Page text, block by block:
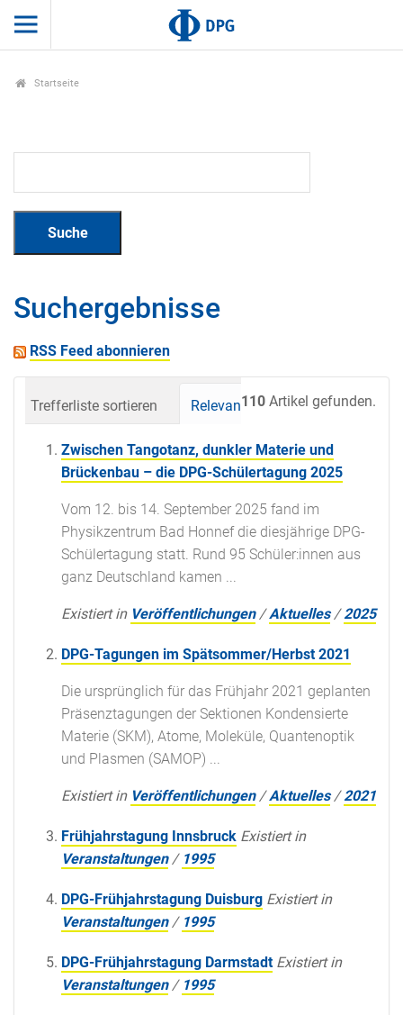
Startseite
Suchergebnisse
RSS Feed abonnieren
110 Artikel gefunden.
Trefferliste sortieren Relevanz Datum
Zwischen Tangotanz, dunkler Materie und
Brückenbau – die DPG-Schülertagung 2025
Vom 12. bis 14. September 2025 fand im
Physikzentrum Bad Honnef die diesjährige DPG-
Schülertagung statt. Rund 95 Schüler:innen aus
ganz Deutschland kamen ...
Existiert in Veröffentlichungen /Aktuelles /2025
DPG-Tagungen im Spätsommer/Herbst 2021
Die ursprünglich für das Frühjahr 2021 geplanten
Präsenztagungen der Sektionen Kondensierte
Materie (SKM), Atome, Moleküle, Quantenoptik
und Plasmen (SAMOP) ...
Existiert in Veröffentlichungen /Aktuelles /2021
Frühjahrstagung Innsbruck Existiert in
Veranstaltungen / 1995
DPG-Frühjahrstagung Duisburg Existiert in
Veranstaltungen / 1995
DPG-Frühjahrstagung Darmstadt Existiert in
Veranstaltungen / 1995